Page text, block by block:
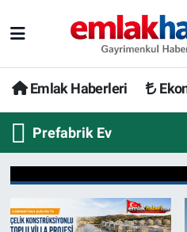
Emlak Haberleri
Prefabrik Ev